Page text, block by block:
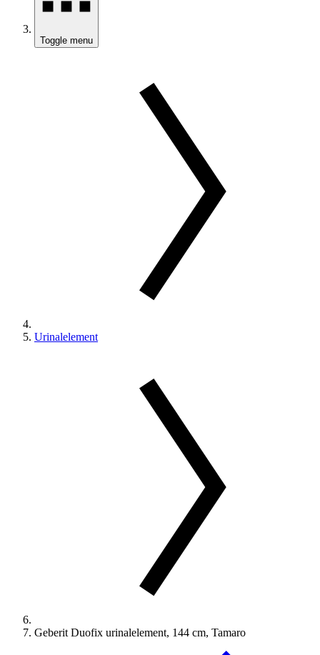
Toggle menu
Urinalelement
Geberit Duofix urinalelement, 144 cm, Tamaro